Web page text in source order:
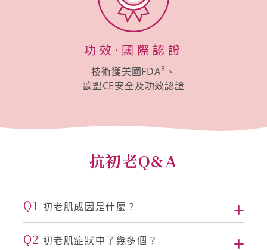
功效·國際認證
技術獲美國FDA3 、
歐盟CE安全及功效認證
抗初老Q&A
Q1 初老肌成因是什麼？
Q2 初老肌症狀中了幾多個？